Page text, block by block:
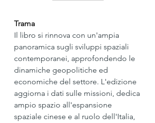
Trama
Il libro si rinnova con un'ampia
panoramica sugli sviluppi spaziali
contemporanei, approfondendo le
dinamiche geopolitiche ed
economiche del settore. L'edizione
aggiorna i dati sulle missioni, dedica
ampio spazio all'espansione
spaziale cinese e al ruolo dell'Italia,